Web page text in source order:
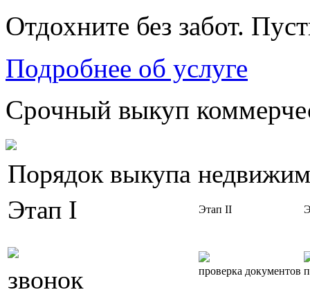
Отдохните без забот.
Подробнее об услуге
Срочный выкуп
Порядок выкупа
Этап I
Этап II
звонок проверка документов